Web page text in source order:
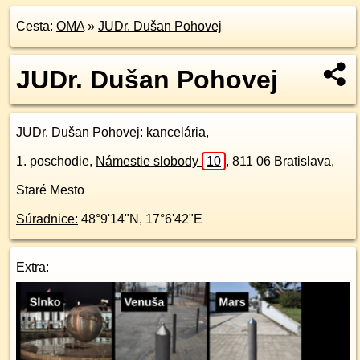
Cesta: OMA» JUDr. Dušan Pohovej
JUDr. Dušan Pohovej
JUDr. Dušan Pohovej: kancelária,
1. poschodie, Námestie slobody 10 , 811 06 Bratislava,
Staré Mesto
Súradnice: 48°9'14"N , 17°6'42"E
Extra: